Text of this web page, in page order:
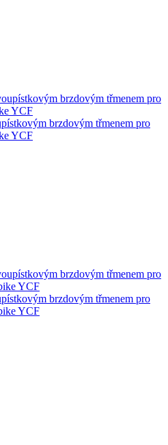
brzdovým třmenem pro
YCF
brzdovým třmenem pro
YCF